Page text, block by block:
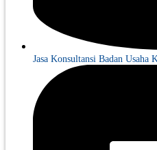
Jasa Konsultansi Badan Usaha